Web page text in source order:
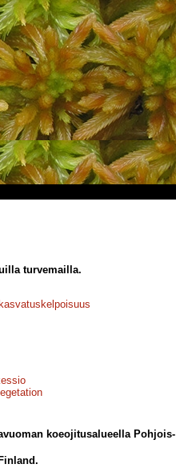
turvemailla.
koeojitusalueella Pohjois-